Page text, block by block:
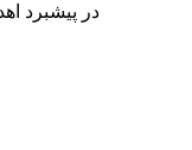
در پیشبرد